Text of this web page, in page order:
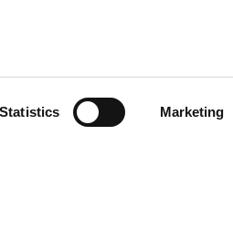
Statistics Marketing